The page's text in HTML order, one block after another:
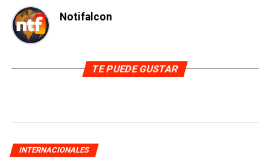
Notifalcon
TE PUEDE GUSTAR
INTERNACIONALES